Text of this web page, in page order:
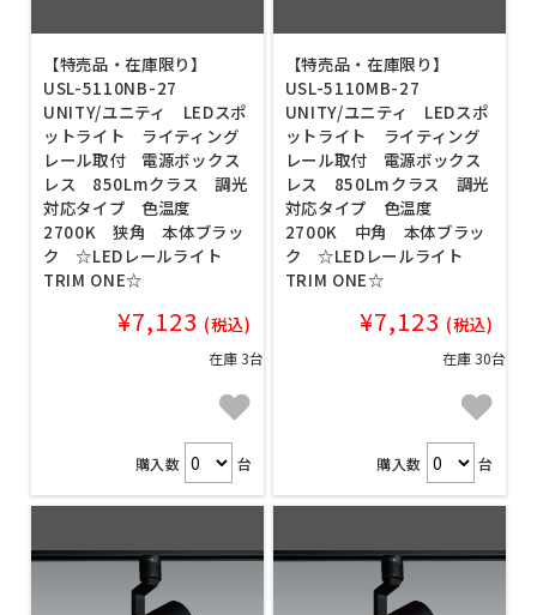
【特売品・在庫限り】
USL-5110NB-27
UNITY/ユニティ LEDスポ
ットライト ライティング
レール取付 電源ボックス
レス 850Lmクラス 調光
対応タイプ 色温度
2700K 狭角 本体ブラッ
ク ☆LEDレールライト
TRIM ONE☆
¥7,123 (税込)
在庫 3台
購入数 台
【特売品・在庫限り】
USL-5110MB-27
UNITY/ユニティ LEDスポ
ットライト ライティング
レール取付 電源ボックス
レス 850Lmクラス 調光
対応タイプ 色温度
2700K 中角 本体ブラッ
ク ☆LEDレールライト
TRIM ONE☆
¥7,123 (税込)
在庫 30台
購入数 台